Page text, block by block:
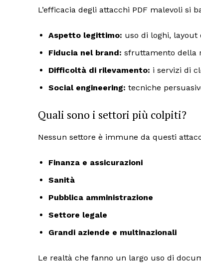
L’efficacia degli attacchi PDF malevoli si
Aspetto legittimo: uso di loghi,
Fiducia nel brand: sfruttamento della
Difficoltà di rilevamento: i servizi di
Social engineering: tecniche
Quali sono i settori più colpiti?
Nessun settore è immune da questi
Finanza e assicurazioni
Sanità
Pubblica amministrazione
Settore legale
Grandi aziende e multinazionali
Le realtà che fanno un largo uso di